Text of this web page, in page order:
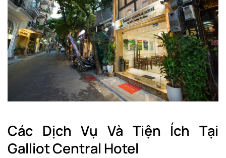
Các Dịch Vụ Và Tiện Ích Tại
Galliot Central Hotel